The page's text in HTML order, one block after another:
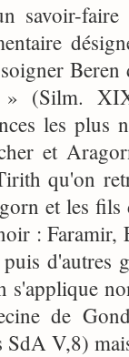
savoir-
» (Silm.
les plus
et
qu'on
et les fils
: Faramir,
d'autres
s'applique
de
SdA V,8)